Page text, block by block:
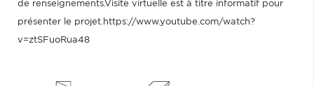
de renseignements.Visite virtuelle est à titre informatif pour
présenter le projet.https://www.youtube.com/watch?
v=ztSFuoRua48